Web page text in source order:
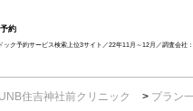
約
ク予約サービス検索上位3サイト／22年11月～12月／調査会社
UNB住吉神社前クリニック プラン